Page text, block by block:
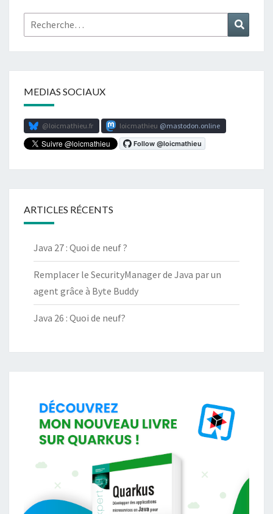
Rechercher :
MEDIAS SOCIAUX
@loicmathieu.fr loicmathieu mastodon.online
ARTICLES RÉCENTS
Java 27 : Quoi de neuf ?
Remplacer le SecurityManager de Java par un
agent grâce à Byte Buddy
Java 26 : Quoi de neuf?